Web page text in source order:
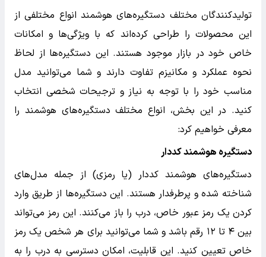
تولیدکنندگان مختلف دستگیره‌های هوشمند انواع مختلفی از
این محصولات را طراحی کرده‌اند که با ویژگی‌ها و امکانات
خاص خود در بازار موجود هستند. این دستگیره‌ها از لحاظ
نحوه عملکرد و مکانیزم تفاوت دارند و شما می‌توانید مدل
مناسب خود را با توجه به نیاز و ترجیحات شخصی انتخاب
کنید. در این بخش، انواع مختلف دستگیره‌های هوشمند را
معرفی خواهیم کرد:
دستگیره هوشمند کددار
دستگیره‌های هوشمند کددار (یا رمزی) از جمله مدل‌های
شناخته شده و پرطرفدار هستند. این دستگیره‌ها از طریق وارد
کردن یک رمز عبور خاص، درب را باز می‌کنند. این رمز می‌تواند
بین ۴ تا ۱۲ رقم باشد و شما می‌توانید برای هر شخص یک رمز
خاص تعیین کنید. این قابلیت، امکان دسترسی به درب را به